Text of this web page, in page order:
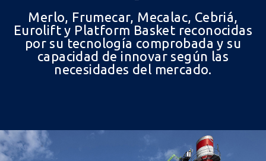
Merlo, Frumecar, Mecalac, Cebriá,
Eurolift y Platform Basket reconocidas
por su tecnología comprobada y su
capacidad de innovar según las
necesidades del mercado.